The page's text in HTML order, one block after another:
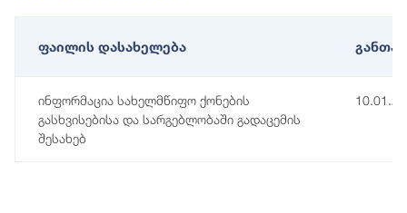
ფაილის დასახელება
ინფორმაცია სახელმწიფო ქონების
გასხვისებისა და სარგებლობაში გადაცემის
შესახებ